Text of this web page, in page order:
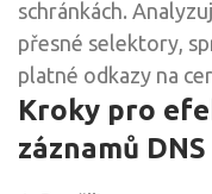
schránkách.
přesné selektory,
platné odkazy na
Kroky pro
záznamů DNS